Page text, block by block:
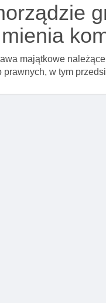
majątkowe
w tym